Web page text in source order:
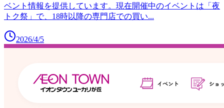
ベント情報を提供しています。現在開催中のイベントは「夜
トク祭」で、18時以降の専門店での買い...
2026/4/5